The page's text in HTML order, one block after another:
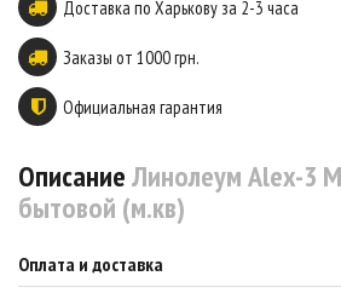
Доставка по Харькову за 2-3 часа
Заказы от 1000 грн.
Официальная гарантия
ОписаниеЛинолеум Alex-3
бытовой (м.кв)
Оплата и доставка